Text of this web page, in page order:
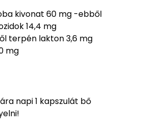
kivonat 60 mg -ebből
14,4 mg
terpén lakton 3,6 mg
mg
napi 1 kapszulát bő